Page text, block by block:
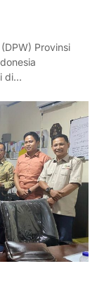
Provinsi
di…